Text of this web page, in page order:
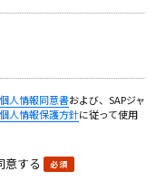
個人情報同意書および、SAPジャ
個人情報保護方針に従って使用
意する